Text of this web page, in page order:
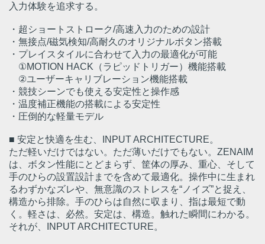
入力体験を追求する。
・超ショートストローク/高速入力のための設計
・無接点/磁気検知/高耐久のオリジナルボタン搭載
・プレイスタイルに合わせて入力の最適化が可能
①MOTION HACK（ラピッドトリガー）機能搭載
②ユーザーキャリブレーション機能搭載
・競技シーンでも使える安定性と操作感
・温度補正機能の搭載による安定性
・圧倒的な軽量モデル
■ 安定と快適を生む、INPUT ARCHITECTURE。
ただ軽いだけではない。ただ薄いだけでもない。ZENAIM
は、ボタン性能にとどまらず、筐体の厚み、重心、そして
手のひらの設置設計までを含めて最適化。操作中に生まれ
るわずかなズレや、無意識のストレスを“ノイズ”と捉え、
構造から排除。手のひらは自然に収まり、指は最短で動
く。軽さは、必然。安定は、構造。触れた瞬間にわかる。
それが、INPUT ARCHITECTURE。